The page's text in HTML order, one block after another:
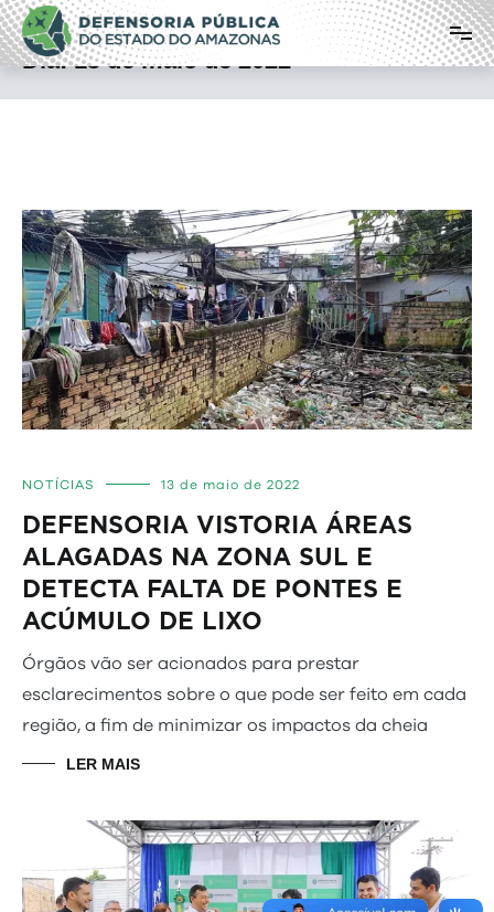
Pular
para
o
conteúdo
Defensoria Pública do Estado do
Amazonas
Dia:13 de maio de 2022
NOTÍCIAS 13 de maio de 2022
DEFENSORIA VISTORIA ÁREAS
ALAGADAS NA ZONA SUL E
DETECTA FALTA DE PONTES E
ACÚMULO DE LIXO
Órgãos vão ser acionados para prestar
esclarecimentos sobre o que pode ser feito em cada
região, a fim de minimizar os impactos da cheia
LER MAIS